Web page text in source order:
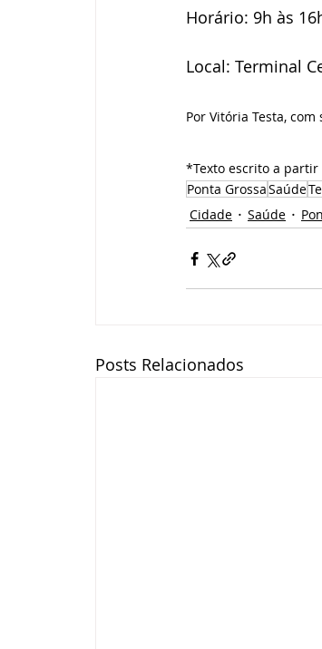
Horário: 9h às
Local: Terminal
Por Vitória Testa,
*Texto escrito a partir
Ponta GrossaSaúde
Cidade
Saúde
Posts Relacionados